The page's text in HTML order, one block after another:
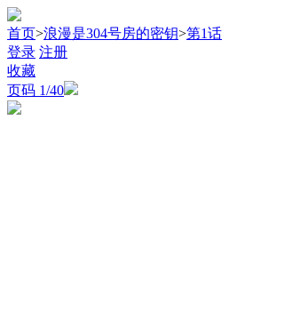
首页>浪漫是304号房的密钥>第1话
登录 注册
收藏
页码 1/40